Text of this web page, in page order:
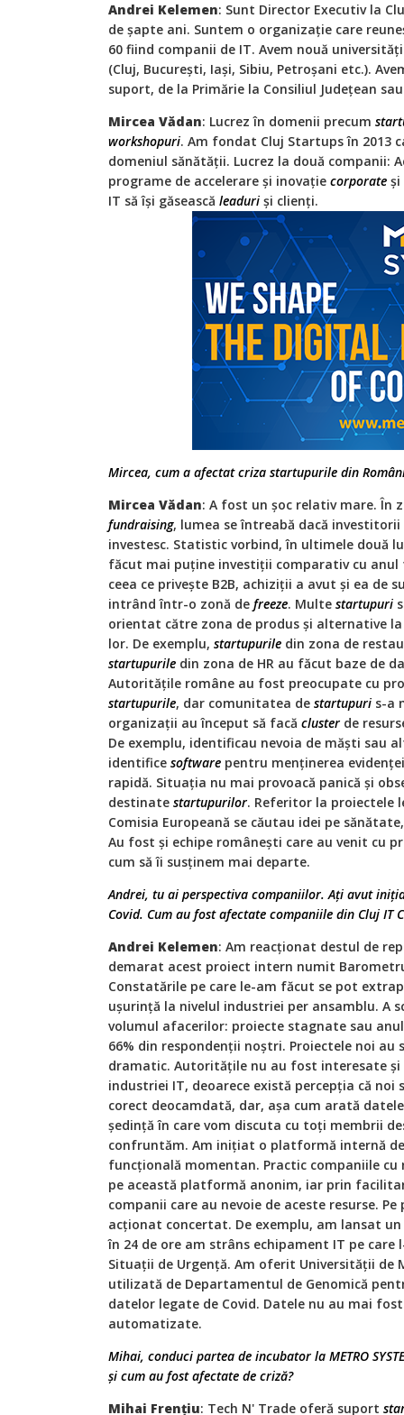
Andrei Kelemen: Sunt Director Executiv la
de șapte ani. Suntem o organizație care
60 fiind companii de IT. Avem nouă
(Cluj, București, Iași, Sibiu, Petroșani etc.).
suport, de la Primărie la Consiliul Județean
Mircea Vădan: Lucrez în domenii precum
workshopuri. Am fondat Cluj Startups în 2013
domeniul sănătății. Lucrez la două companii:
programe de accelerare și inovație corporate și
IT să își găsească leaduri și clienți.
Mircea, cum a afectat criza startupurile din
Mircea Vădan: A fost un șoc relativ mare. În
fundraising, lumea se întreabă dacă
investesc. Statistic vorbind, în ultimele două
făcut mai puține investiții comparativ cu anul
ceea ce privește B2B, achiziții a avut și ea de
intrând într-o zonă de freeze. Multe startupuri
orientat către zona de produs și alternative
lor. De exemplu, startupurile din zona de
startupurile din zona de HR au făcut baze de
Autoritățile române au fost preocupate cu
startupurile, dar comunitatea de startupuri s-a
organizații au început să facă cluster de
De exemplu, identificau nevoia de măști sau
identifice software pentru menținerea
rapidă. Situația nu mai provoacă panică și
destinate startupurilor. Referitor la proiectele
Comisia Europeană se căutau idei pe
Au fost și echipe românești care au venit cu
cum să îi susținem mai departe.
Andrei, tu ai perspectiva companiilor. Ați avut
Covid. Cum au fost afectate companiile din Cluj IT
Andrei Kelemen: Am reacționat destul de
demarat acest proiect intern numit
Constatările pe care le-am făcut se pot
ușurință la nivelul industriei per ansamblu. A
volumul afacerilor: proiecte stagnate sau
66% din respondenții noștri. Proiectele noi au
dramatic. Autoritățile nu au fost interesate
industriei IT, deoarece există percepția că
corect deocamdată, dar, așa cum arată
ședință în care vom discuta cu toți membrii
confruntăm. Am inițiat o platformă internă
funcțională momentan. Practic companiile
pe această platformă anonim, iar prin
companii care au nevoie de aceste resurse.
acționat concertat. De exemplu, am lansat
în 24 de ore am strâns echipament IT pe
Situații de Urgență. Am oferit Universității de
utilizată de Departamentul de Genomică
datelor legate de Covid. Datele nu au mai
automatizate.
Mihai, conduci partea de incubator la METRO
și cum au fost afectate de criză?
Mihai Frențiu: Tech N' Trade oferă suport